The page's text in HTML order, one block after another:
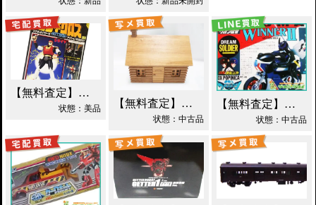
【無料査定】昭和レトロ玩具歓迎 ｜ 世界忍者戦ジライヤ DX磁気 買取！
状態：美品 【無料査定】昭和レトロ玩具歓迎 ｜ エポック 木製 丸太小屋 シルバニアファミリー 買取！
状態：中古品
【無料査定】昭和レトロ玩具歓迎 ｜ 超合金 DXポピニカ ウィナア2世 夢戦士ウイングマン PC-46 買取！
状態：中古品